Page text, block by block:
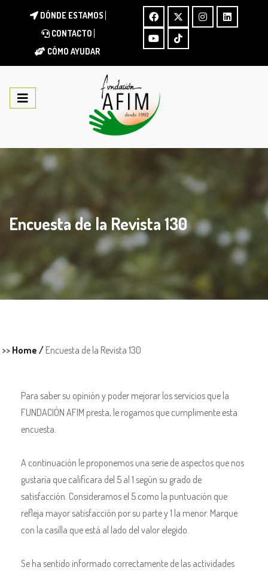
DÓNDE ESTAMOS
CONTACTO
CÓMO AYUDAR
Encuesta de la Revista 130
>> Home / Encuesta de la Revista 130
Para saber su opinión y poder mejorar los servicios que la
FUNDACIÓN AFIM presta, le rogamos que cumplimente esta
encuesta.
A continuación le proponemos una serie de aspectos que nos
gustaria que calificara del 5 al 1 según su grado de
satisfacción. Consideramos el 5 como la puntuación que
refleja mayor satisfacción por su parte y 1 la menor. Marque
con la casilla que está al lado del valor elegido.
Se ha sentido informado correctamente de las actividades